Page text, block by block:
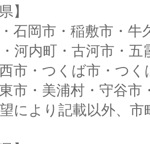
】
石岡市・稲敷市・
河内町・古河市・
市・つくば市・つ
市・美浦村・守谷市
により記載以外、市